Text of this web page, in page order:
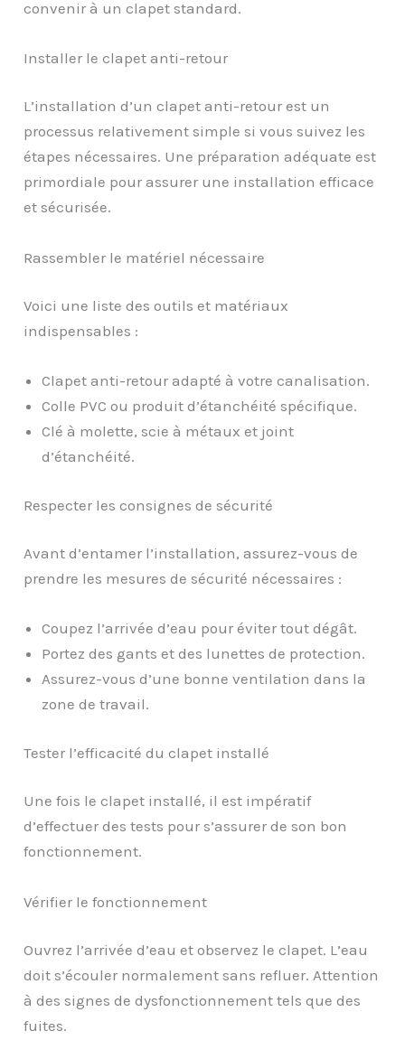
convenir à un clapet standard.
Installer le clapet anti-retour
L’installation d’un clapet anti-retour est un
processus relativement simple si vous suivez les
étapes nécessaires. Une préparation adéquate est
primordiale pour assurer une installation efficace
et sécurisée.
Rassembler le matériel nécessaire
Voici une liste des outils et matériaux
indispensables :
Clapet anti-retour adapté à votre canalisation.
Colle PVC ou produit d’étanchéité spécifique.
Clé à molette, scie à métaux et joint
d’étanchéité.
Respecter les consignes de sécurité
Avant d’entamer l’installation, assurez-vous de
prendre les mesures de sécurité nécessaires :
Coupez l’arrivée d’eau pour éviter tout dégât.
Portez des gants et des lunettes de protection.
Assurez-vous d’une bonne ventilation dans la
zone de travail.
Tester l’efficacité du clapet installé
Une fois le clapet installé, il est impératif
d’effectuer des tests pour s’assurer de son bon
fonctionnement.
Vérifier le fonctionnement
Ouvrez l’arrivée d’eau et observez le clapet. L’eau
doit s’écouler normalement sans refluer. Attention
à des signes de dysfonctionnement tels que des
fuites.